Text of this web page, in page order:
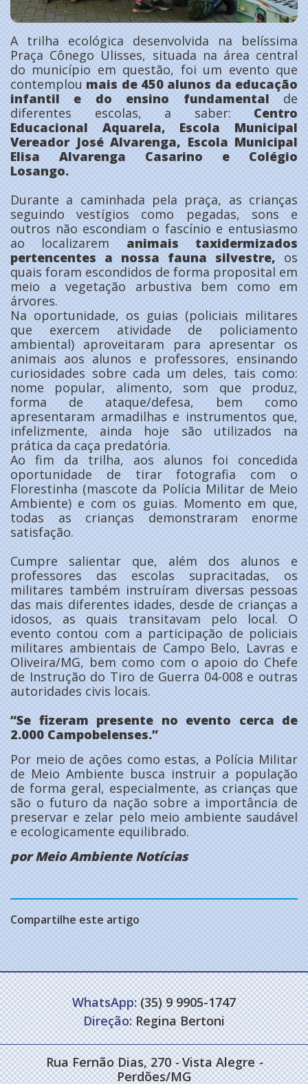
A trilha ecológica desenvolvida na belíssima
Praça Cônego Ulisses, situada na área central
do município em questão, foi um evento que
contemplou mais de 450 alunos da educação
infantil e do ensino fundamental de
diferentes escolas, a saber: Centro
Educacional Aquarela, Escola Municipal
Vereador José Alvarenga, Escola Municipal
Elisa Alvarenga Casarino e Colégio
Losango.
Durante a caminhada pela praça, as crianças
seguindo vestígios como pegadas, sons e
outros não escondiam o fascínio e entusiasmo
ao localizarem animais taxidermizados
pertencentes a nossa fauna silvestre, os
quais foram escondidos de forma proposital em
meio a vegetação arbustiva bem como em
árvores.
Na oportunidade, os guias (policiais militares
que exercem atividade de policiamento
ambiental) aproveitaram para apresentar os
animais aos alunos e professores, ensinando
curiosidades sobre cada um deles, tais como:
nome popular, alimento, som que produz,
forma de ataque/defesa, bem como
apresentaram armadilhas e instrumentos que,
infelizmente, ainda hoje são utilizados na
prática da caça predatória.
Ao fim da trilha, aos alunos foi concedida
oportunidade de tirar fotografia com o
Florestinha (mascote da Polícia Militar de Meio
Ambiente) e com os guias. Momento em que,
todas as crianças demonstraram enorme
satisfação.
Cumpre salientar que, além dos alunos e
professores das escolas supracitadas, os
militares também instruíram diversas pessoas
das mais diferentes idades, desde de crianças a
idosos, as quais transitavam pelo local. O
evento contou com a participação de policiais
militares ambientais de Campo Belo, Lavras e
Oliveira/MG, bem como com o apoio do Chefe
de Instrução do Tiro de Guerra 04-008 e outras
autoridades civis locais.
“Se fizeram presente no evento cerca de
2.000 Campobelenses.”
Por meio de ações como estas, a Polícia Militar
de Meio Ambiente busca instruir a população
de forma geral, especialmente, as crianças que
são o futuro da nação sobre a importância de
preservar e zelar pelo meio ambiente saudável
e ecologicamente equilibrado.
por Meio Ambiente Notícias
Compartilhe este artigo
WhatsApp:(35) 9 9905-1747
Direção:Regina Bertoni
Rua Fernão Dias, 270- Vista Alegre-
Perdões/MG